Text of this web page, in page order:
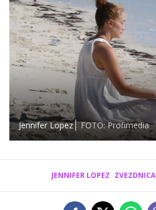
Jennifer Lopez FOTO: Profimedia
JENNIFER LOPEZ ZVEZDNICA